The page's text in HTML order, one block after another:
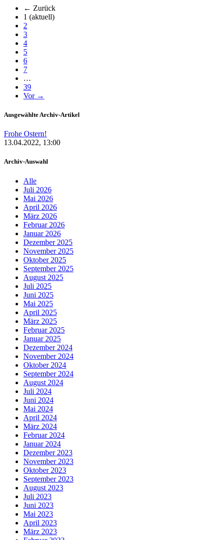
← Zurück
1 (aktuell)
2
3
4
5
6
7
…
39
Vor →
Ausgewählte Archiv-Artikel
Frohe Ostern!
13.04.2022, 13:00
Archiv-Auswahl
Alle
Juli 2026
Mai 2026
April 2026
März 2026
Februar 2026
Januar 2026
Dezember 2025
November 2025
Oktober 2025
September 2025
August 2025
Juli 2025
Juni 2025
Mai 2025
April 2025
März 2025
Februar 2025
Januar 2025
Dezember 2024
November 2024
Oktober 2024
September 2024
August 2024
Juli 2024
Juni 2024
Mai 2024
April 2024
März 2024
Februar 2024
Januar 2024
Dezember 2023
November 2023
Oktober 2023
September 2023
August 2023
Juli 2023
Juni 2023
Mai 2023
April 2023
März 2023